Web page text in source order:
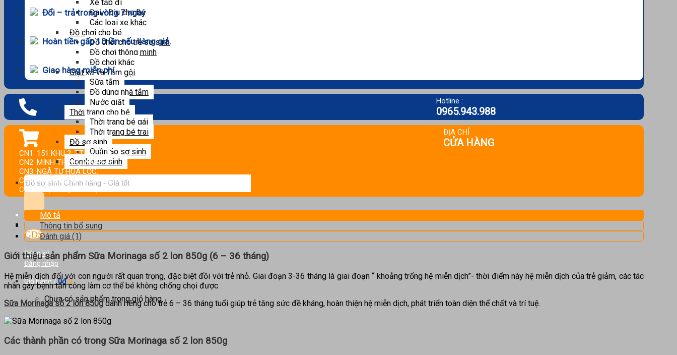
Xe tập đi
Đai - Địu cho bé
Các loại xe khác
Đồ chơi cho bé
Đồ chơi cho trẻ sơ sinh
Đồ chơi thông minh
Đồ chơi khác
Giặt xả và Tắm gội
Sữa tắm
Đồ dùng nhà tắm
Nước giặt
Thời trang cho bé
Thời trang bé gái
Thời trang bé trai
Đồ sơ sinh
Quần áo sơ sinh
Combo sơ sinh
Tìm
kiếm:
Đăng ký
Đăng nhập
Giỏ hàng /0₫ 0
Chưa có sản phẩm trong giỏ hàng.
Đổi – trả trong vòng 7 ngày
Hoàn tiền gấp 10 lần nếu hàng giả.
Giao hàng miễn phí
Hotline :
0965.943.988
ĐỊA CHỈ
CỬA HÀNG
CN1: 151 KHU 2, TT.HẬU LỘC.
CN2: MINH THỊNH, MINH LỘC.
CN3: NGÃ TƯ HOA LỘC.
CN4: CHỢ MÀNH, HƯNG LỘC.
CN5: CHỢ SƠN, TIẾN LỘC.
Mô tả
Thông tin bổ sung
Đánh giá (1)
Giới thiệu sản phẩm Sữa Morinaga số 2 lon 850g (6 – 36 tháng)
Hệ miễn dịch đối với con người rất quan trọng, đặc biệt đồi với trẻ nhỏ. Giai đoạn 3-36 tháng là giai đoạn “ khoảng trống hệ miễn dịch”- thời điểm này hệ miễn dịch của trẻ giảm, các tác
nhân gây bệnh tấn công làm cơ thể bé không chống chọi được.
Sữa Morinaga số 2 lon 850gdành riêng cho trẻ 6 – 36 tháng tuổi giúp trẻ tăng sức đề kháng, hoàn thiện hệ miễn dịch, phát triển toàn diện thể chất và trí tuệ.
Các thành phần có trong Sữa Morinaga số 2 lon 850g